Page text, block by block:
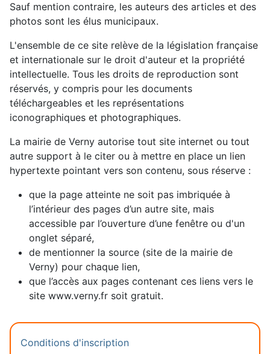
Sauf mention contraire, les auteurs des articles et des
photos sont les élus municipaux.
L'ensemble de ce site relève de la législation française
et internationale sur le droit d'auteur et la propriété
intellectuelle. Tous les droits de reproduction sont
réservés, y compris pour les documents
téléchargeables et les représentations
iconographiques et photographiques.
La mairie de Verny autorise tout site internet ou tout
autre support à le citer ou à mettre en place un lien
hypertexte pointant vers son contenu, sous réserve :
que la page atteinte ne soit pas imbriquée à
l’intérieur des pages d’un autre site, mais
accessible par l’ouverture d’une fenêtre ou d'un
onglet séparé,
de mentionner la source (site de la mairie de
Verny) pour chaque lien,
que l’accès aux pages contenant ces liens vers le
site www.verny.fr soit gratuit.
Conditions d'inscription